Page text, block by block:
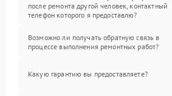
после ремонта другой человек, контактный
телефон которого я предоставлю?
Возможно ли получать обратную связь в
процессе выполнения ремонтных работ?
Какую гарантию вы предоставляете?